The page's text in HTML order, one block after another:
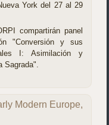
York del 27 al 29
compartirán panel
"Conversión y sus
I: Asimilación y
Sagrada".
Modern Europe,